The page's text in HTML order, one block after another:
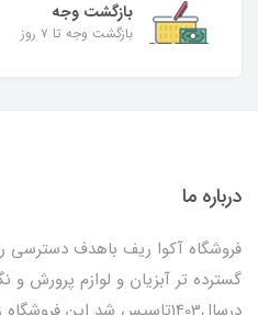
بازگشت وجه
بازگشت وجه تا ۷ روز
درباره ما
فروشگاه آکوا ریف باهدف
گسترده تر آبزیان و لوازم پرورش و